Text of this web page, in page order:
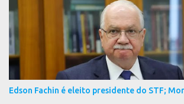
com o Executivo, a mudança de moeda traz
prazo. “A mudança se fundamenta em análises
aprofundadas conduzidas em conjunto com o
indicam que a contratação em iene japonês é
os aspectos econômico e financeiro. Embora o
dólares possa parecer inferior no curto prazo,
revela-se mais benéfica no longo prazo, tanto
Edson Fachin é eleito presidente do STF;